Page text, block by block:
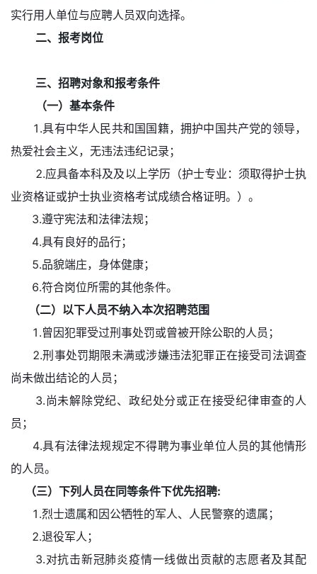
实行用人单位与应聘人员双向选择。
二、报考岗位
三、招聘对象和报考条件
（一）基本条件
1.具有中华人民共和国国籍，拥护中国共产党的领导，
热爱社会主义，无违法违纪记录；
2.应具备本科及及以上学历（护士专业：须取得护士执
业资格证或护士执业资格考试成绩合格证明。）。
3.遵守宪法和法律法规；
4.具有良好的品行；
5.品貌端庄，身体健康；
6.符合岗位所需的其他条件。
（二）以下人员不纳入本次招聘范围
1.曾因犯罪受过刑事处罚或曾被开除公职的人员；
2.刑事处罚期限未满或涉嫌违法犯罪正在接受司法调查
尚未做出结论的人员；
3.尚未解除党纪、政纪处分或正在接受纪律审查的人
员；
4.具有法律法规规定不得聘为事业单位人员的其他情形
的人员。
（三）下列人员在同等条件下优先招聘:
1.烈士遗属和因公牺牲的军人、人民警察的遗属；
2.退役军人；
3.对抗击新冠肺炎疫情一线做出贡献的志愿者及其配